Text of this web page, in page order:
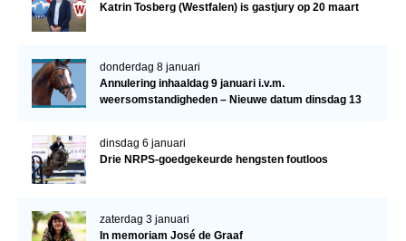
Katrin Tosberg (Westfalen) is gastjury op 20 maart
donderdag 8 januari
Annulering inhaaldag 9 januari i.v.m.
weersomstandigheden – Nieuwe datum dinsdag 13
dinsdag 6 januari
Drie NRPS-goedgekeurde hengsten foutloos
zaterdag 3 januari
In memoriam José de Graaf